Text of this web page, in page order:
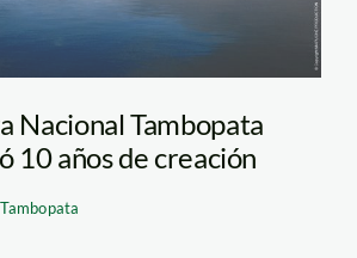
Nacional Tambopata
10 años de creación
Tambopata